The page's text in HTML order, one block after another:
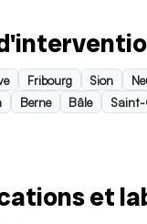
Fribourg Sion
Berne Bâle
et